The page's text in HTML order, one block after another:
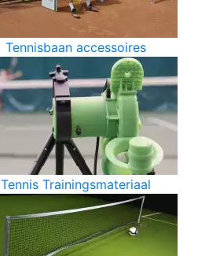
Tennisbaan accessoires
Tennis Trainingsmateriaal